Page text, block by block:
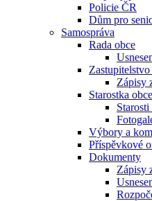
Policie ČR
Dům pro
Samospráva
Rada obce
Zastupitelstvo
Zápisy
Starostka obce
Výbory a
Příspěvkové
Dokumenty
Zápisy